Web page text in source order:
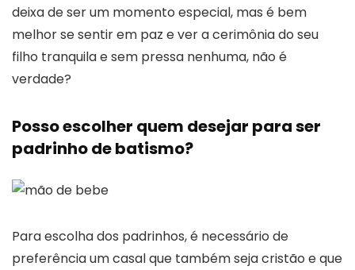
deixa de ser um momento especial, mas é bem
melhor se sentir em paz e ver a cerimônia do seu
filho tranquila e sem pressa nenhuma, não é
verdade?
Posso escolher quem desejar para ser
padrinho de batismo?
Para escolha dos padrinhos, é necessário de
preferência um casal que também seja cristão e que